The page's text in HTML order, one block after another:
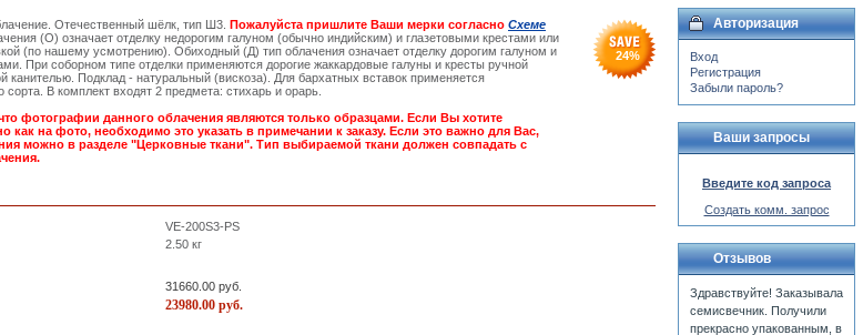
Отечественный шёлк, тип Ш3. Пожалуйста пришлите Ваши мерки согласно Схеме
(О) означает отделку недорогим галуном (обычно индийским) и глазетовыми крестами или
(по нашему усмотрению). Обиходный (Д) тип облачения означает отделку дорогим галуном и
При соборном типе отделки применяются дорогие жаккардовые галуны и кресты ручной
канителью. Подклад - натуральный (вискоза). Для бархатных вставок применяется
В комплект входят 2 предмета: стихарь и орарь.
фотографии данного облачения являются только образцами. Если Вы хотите
как на фото, необходимо это указать в примечании к заказу. Если это важно для Вас,
можно в разделе "Церковные ткани". Тип выбираемой ткани должен совпадать с
24%
VE-200S3-PS
2.50 кг
31660.00 руб.
23980.00 руб.
Авторизация
Вход
Регистрация
Забыли пароль?
Ваши запросы
Введите код запроса
Создать комм. запрос
Отзывов
Здравствуйте! Заказывала
семисвечник. Получили
прекрасно упакованным, в